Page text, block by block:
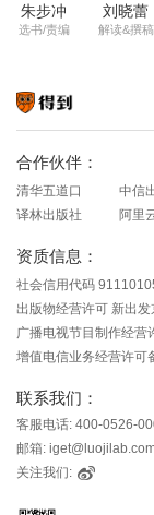
朱步冲
选书/责编
刘晓蕾
解读&撰稿
合作伙伴：
清华五道口 中信
译林出版社
阿里
资质信息：
社会信用代码
出版物经营许可 新出
广播电视节目制作经营
增值电信业务经营许可
联系我们：
客服电话: 400-0526-
邮箱:
关注我们: